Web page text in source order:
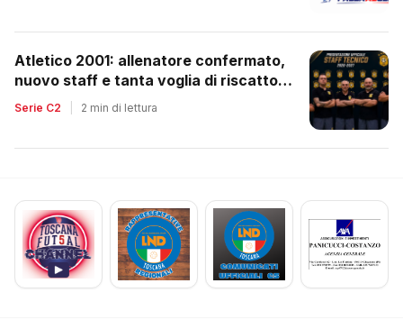
Atletico 2001: allenatore confermato,
nuovo staff e tanta voglia di riscatto
dopo la retrocessione
Serie C2 2 min di lettura